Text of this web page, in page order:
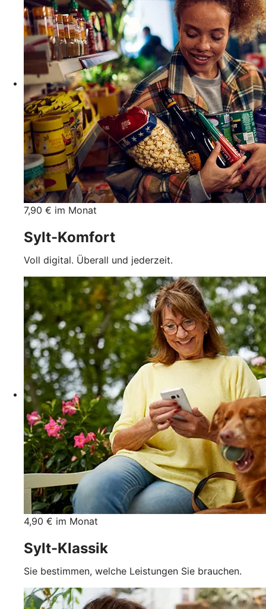
7,90 € im Monat
Sylt-Komfort
Voll digital. Überall und jederzeit.
4,90 € im Monat
Sylt-Klassik
Sie bestimmen, welche Leistungen Sie brauchen.